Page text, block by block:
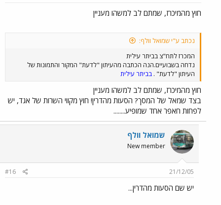
חוץ מהמיכרז, שמתם לב למשהו מעניין
נכתב ע"י שמואל וולף:
המכרז לתח"צ בביתר עילית
נדחה בשבועיים.הנה הכתבה מהעיתון "לדעת" המקור והתמונות של
העיתון "לדעת" . בביתר עילית
חוץ מהמיכרז, שמתם לב למשהו מעניין
בצד שמאל של המסך? הסעות מהדרין! חוץ מקווי השרות של אגד, יש
לפחות חאפר אחד שמופיע........
שמואל וולף
New member
21/12/05
#16
יש שם הסעות מהדרין...